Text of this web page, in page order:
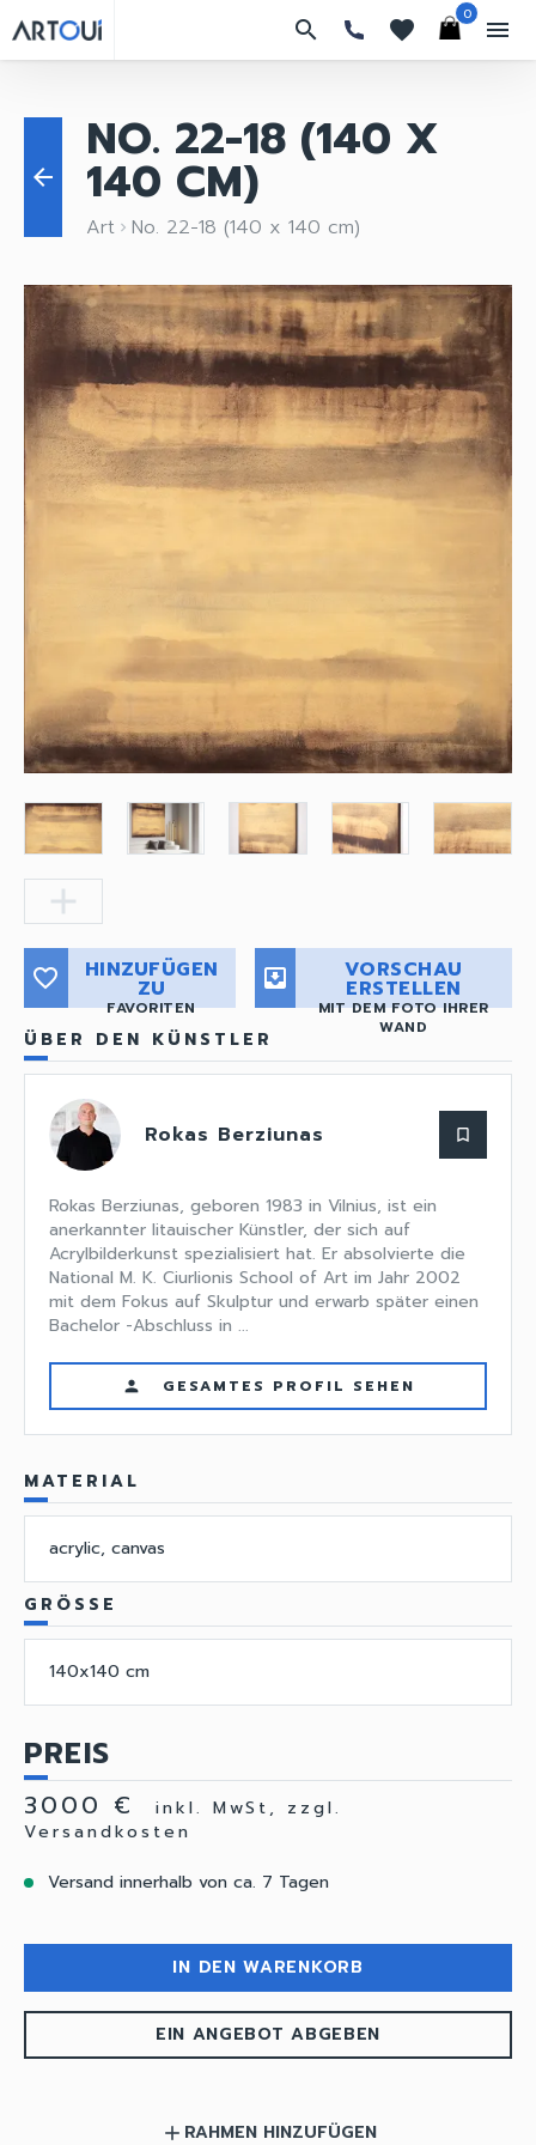
search favorites
0
menu
arrow_back
NO. 22-18 (140 X
140 CM)
Art keyboard_arrow_right No. 22-18 (140 x 140 cm)
add
favorite_border HINZUFÜGEN
ZU
FAVORITEN
move_to_inbox VORSCHAU
ERSTELLEN
MIT DEM FOTO IHRER
WAND
ÜBER DEN KÜNSTLER
Rokas Berziunas bookmark_border
Rokas Berziunas, geboren 1983 in Vilnius, ist ein
anerkannter litauischer Künstler, der sich auf
Acrylbilderkunst spezialisiert hat. Er absolvierte die
National M. K. Ciurlionis School of Art im Jahr 2002
mit dem Fokus auf Skulptur und erwarb später einen
Bachelor -Abschluss in ...
person GESAMTES PROFIL SEHEN
MATERIAL
acrylic, canvas
GRÖSSE
140x140 cm
PREIS
3000 €
inkl. MwSt, zzgl.
Versandkosten
Versand innerhalb von ca. 7 Tagen
IN DEN WARENKORB
EIN ANGEBOT ABGEBEN
add RAHMEN HINZUFÜGEN